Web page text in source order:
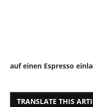
auf einen Espresso
TRANSLATE THIS